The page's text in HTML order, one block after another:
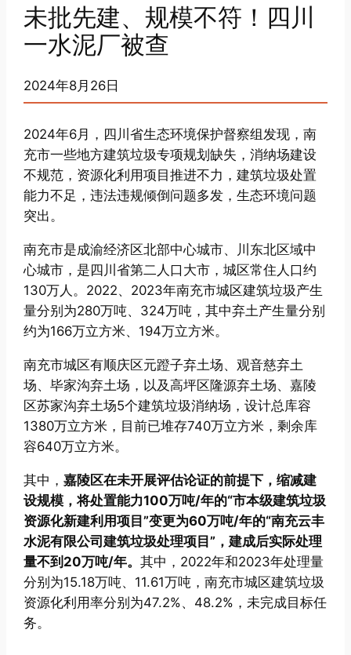
未批先建、规模不符！四川
一水泥厂被查
2024年8月26日
2024年6月，四川省生态环境保护督察组发现，南
充市一些地方建筑垃圾专项规划缺失，消纳场建设
不规范，资源化利用项目推进不力，建筑垃圾处置
能力不足，违法违规倾倒问题多发，生态环境问题
突出。
南充市是成渝经济区北部中心城市、川东北区域中
心城市，是四川省第二人口大市，城区常住人口约
130万人。2022、2023年南充市城区建筑垃圾产生
量分别为280万吨、324万吨，其中弃土产生量分别
约为166万立方米、194万立方米。
南充市城区有顺庆区元蹬子弃土场、观音慈弃土
场、毕家沟弃土场，以及高坪区隆源弃土场、嘉陵
区苏家沟弃土场5个建筑垃圾消纳场，设计总库容
1380万立方米，目前已堆存740万立方米，剩余库
容640万立方米。
其中，嘉陵区在未开展评估论证的前提下，缩减建
设规模，将处置能力100万吨/年的“市本级建筑垃圾
资源化新建利用项目”变更为60万吨/年的“南充云丰
水泥有限公司建筑垃圾处理项目”，建成后实际处理
量不到20万吨/年。其中，2022年和2023年处理量
分别为15.18万吨、11.61万吨，南充市城区建筑垃圾
资源化利用率分别为47.2%、48.2%，未完成目标任
务。